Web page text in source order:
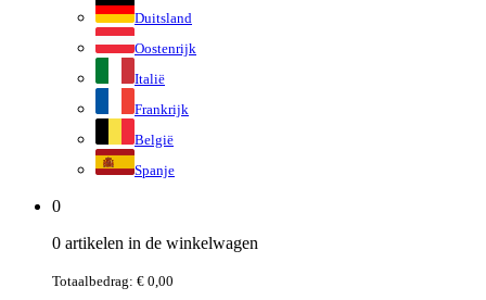
Duitsland
Oostenrijk
Italië
Frankrijk
België
Spanje
0
0 artikelen in de winkelwagen
Totaalbedrag: € 0,00